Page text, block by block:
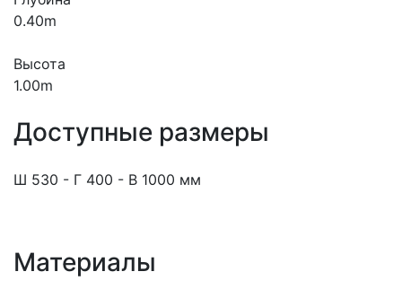
0.40m
Высота
1.00m
Доступные размеры
Ш 530 - Г 400 - В 1000 мм
Материалы